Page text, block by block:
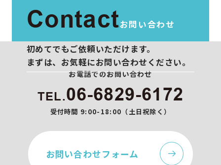
Contactお問い合わせ
初めてでもご依頼いただけます。
まずは、お気軽にお問い合わせください。
お電話でのお問い合わせ
TEL.06-6829-6172
受付時間 9:00-18:00（土日祝除く）
お問い合わせフォーム